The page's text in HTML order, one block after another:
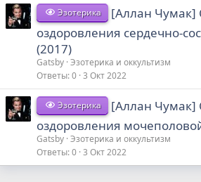
Эзотерика
[Аллан Чумак]
оздоровления сердечно-
(2017)
Gatsby Эзотерика и оккультизм
Ответы 0 3 Окт 2022
Эзотерика
[Аллан Чумак]
оздоровления
Gatsby Эзотерика и оккультизм
Ответы 0 3 Окт 2022